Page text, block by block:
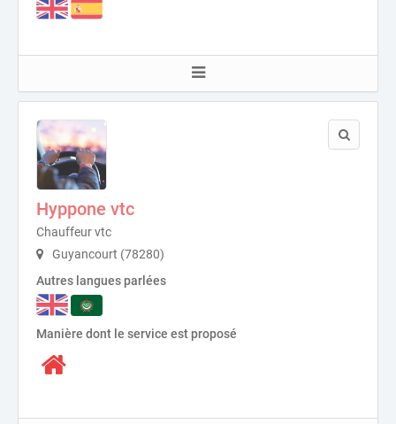
Hyppone vtc
Chauffeur vtc
Guyancourt (78280)
Autres langues parlées
Manière dont le service est proposé